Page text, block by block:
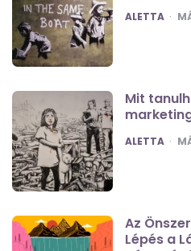
POSTED
ALETTA
Mit
POSTED
ALETTA
Az
Lépés a